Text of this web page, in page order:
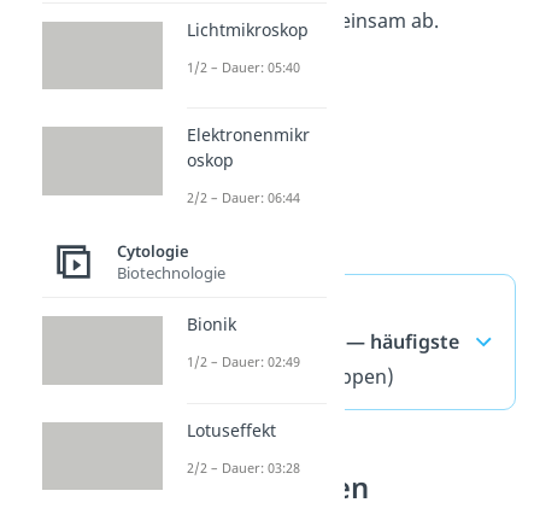
Erreger dann gemeinsam ab.
Immunabwehr — häufigste
(ausklappen)
Makrophagen
Lichtmikroskop
1/2 – Dauer: 05:40
Elektronenmikr
oskop
2/2 – Dauer: 06:44
Cytologie
Biotechnologie
Bionik
1/2 – Dauer: 02:49
Lotuseffekt
2/2 – Dauer: 03:28